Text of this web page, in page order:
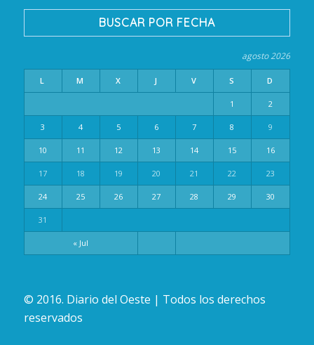
BUSCAR POR FECHA
agosto 2026
L M X J V S D
« Jul
1 2
3 4 5 6 7 8 9
10 11 12 13 14 15 16
17 18 19 20 21 22 23
24 25 26 27 28 29 30
31
© 2016. Diario del Oeste | Todos los derechos
reservados